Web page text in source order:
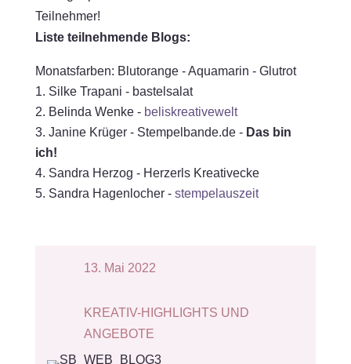
Liste teilnehmende Blogs:
Monatsfarben: Blutorange - Aquamarin - Glutrot
Silke Trapani - bastelsalat
Belinda Wenke - beliskreativewelt
Janine Krüger - Stempelbande.de - Das bin
ich!
Sandra Herzog - Herzerls Kreativecke
Sandra Hagenlocher - stempelauszeit
13. Mai 2022
KREATIV-HIGHLIGHTS UND
ANGEBOTE